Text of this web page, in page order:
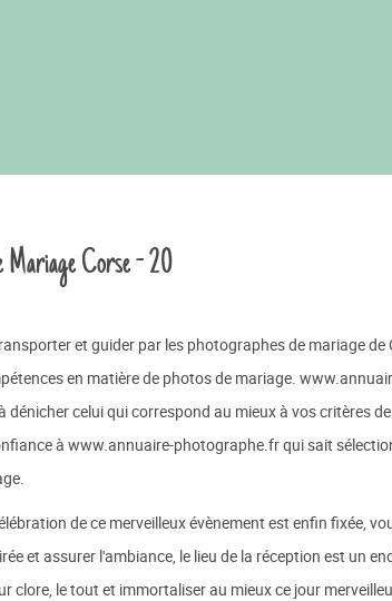
Mariage Corse - 20
et guider par les photographes de mariage de
en matière de photos de mariage.
dénicher celui qui correspond au mieux à vos critères
à www.annuaire-photographe.fr qui sait
de ce merveilleux évènement est enfin fixée,
et assurer l'ambiance, le lieu de la réception est un
clore, le tout et immortaliser au mieux ce jour